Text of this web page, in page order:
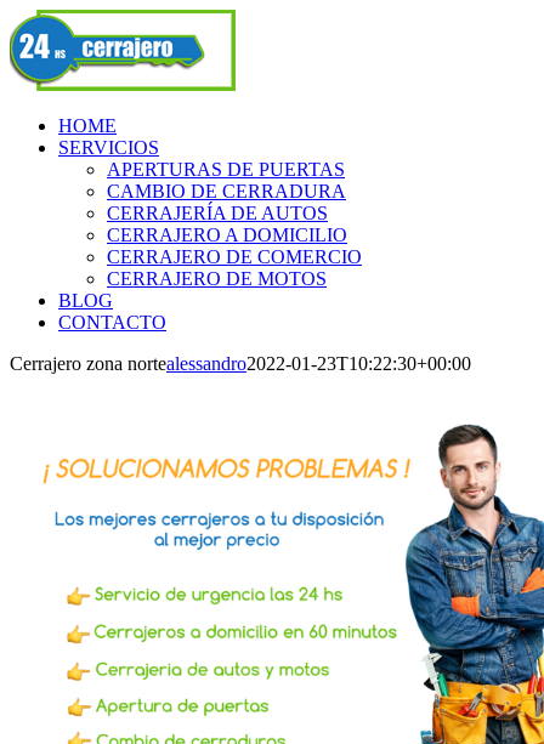
Skip
to
content
Facebook
HOME
SERVICIOS
APERTURAS DE PUERTAS
CAMBIO DE CERRADURA
CERRAJERÍA DE AUTOS
CERRAJERO A DOMICILIO
CERRAJERO DE COMERCIO
CERRAJERO DE MOTOS
BLOG
CONTACTO
Cerrajero zona nortealessandro2022-01-23T10:22:30+00:00